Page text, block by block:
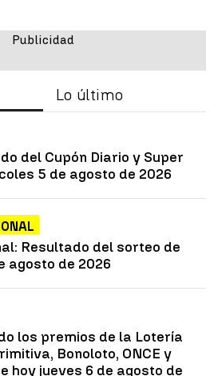
Lo último
del Cupón Diario y Super
5 de agosto de 2026
Resultado del sorteo de
agosto de 2026
los premios de la Lotería
Bonoloto, ONCE y
hoy jueves 6 de agosto de